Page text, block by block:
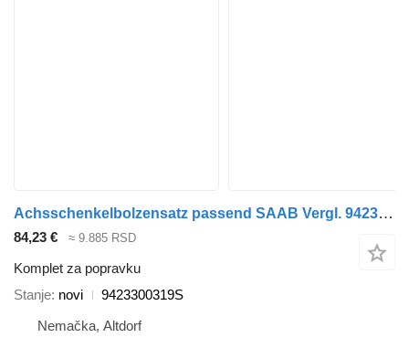
Achsschenkelbolzensatz passend SAAB Vergl. 9423300319S komplet za popravku za Mercedes-Benz tegljača
84,23 € ≈ 9.885 RSD
Komplet za popravku
Stanje novi
9423300319S
Nemačka, Altdorf